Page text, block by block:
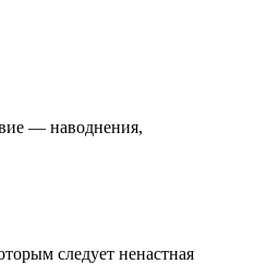
— наводнения,
следует ненастная